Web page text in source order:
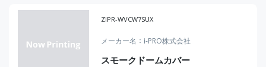
ZIPR-WVCW7SUX
メーカー名 i-PRO株式会社
スモークドームカバー